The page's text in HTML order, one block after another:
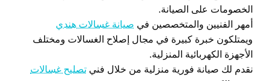
الخصومات على الصيانة.
أمهر الفنيين والمتخصصين في صيانة غسالات هندي
ويمتلكون خبرة كبيرة في مجال إصلاح الغسالات ومختلف
الأجهزة الكهربائية المنزلية.
نقدم لك صيانة فورية منزلية من خلال فني تصليح غسالات